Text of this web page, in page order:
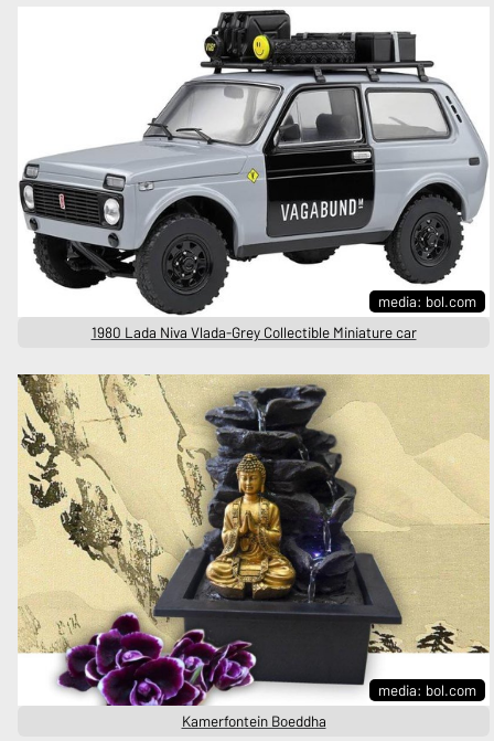
media: bol.com
1980 Lada Niva Vlada-Grey Collectible Miniature car
media: bol.com
Kamerfontein Boeddha